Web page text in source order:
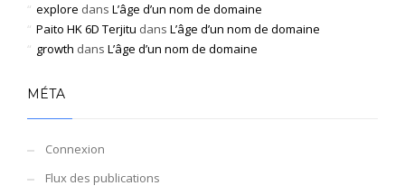
explore dans L’âge d’un nom de domaine
Paito HK 6D Terjitu dans L’âge d’un nom de domaine
growth dans L’âge d’un nom de domaine
MÉTA
Connexion
Flux des publications